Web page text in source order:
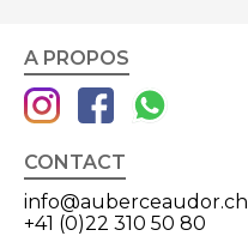
A PROPOS
CONTACT
info@auberceaudor.ch
+41 (0)22 310 50 80